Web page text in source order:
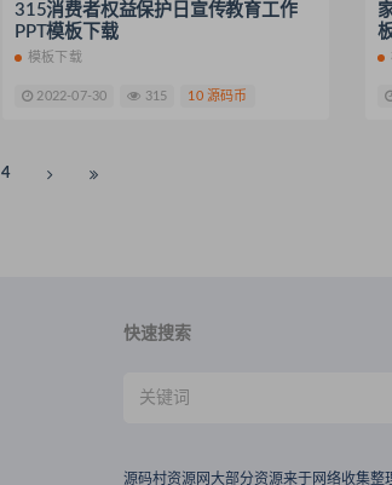
315消费者权益保护日宣传教育工作
PPT模板下载
模板下载
2022-07-30 315 10 源码币
4
快速搜索
源码村资源网大部分资源来于网络收集整